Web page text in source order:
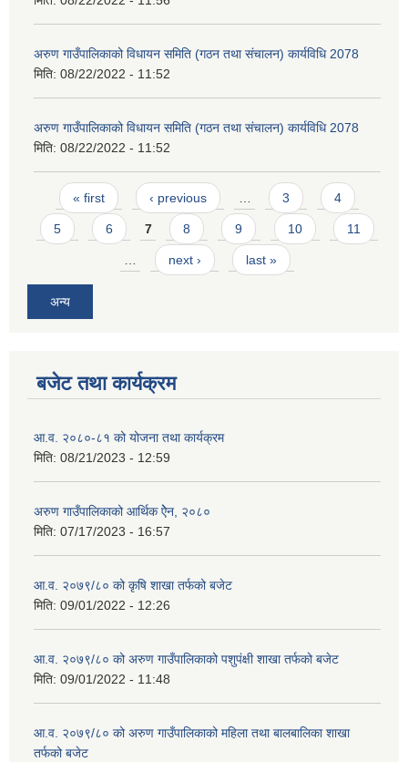
अरुण गाउँपालिकाको विधायन समिति (गठन तथा संचालन) कार्यविधि 2078
मिति: 08/22/2022 - 11:52
अरुण गाउँपालिकाको विधायन समिति (गठन तथा संचालन) कार्यविधि 2078
मिति: 08/22/2022 - 11:52
Pages
« first ‹ previous 3 4
5 6 7 8 9 10 11
next › last »
अन्य
बजेट तथा कार्यक्रम
आ.व. २०८०-८१ को योजना तथा कार्यक्रम
मिति: 08/21/2023 - 12:59
अरुण गाउँपालिकाको आर्थिक ऐेन, २०८०
मिति: 07/17/2023 - 16:57
आ.व. २०७९/८० को कृषि शाखा तर्फको बजेट
मिति: 09/01/2022 - 12:26
आ.व. २०७९/८० को अरुण गाउँपालिकाको पशुपंक्षी शाखा तर्फको बजेट
मिति: 09/01/2022 - 11:48
आ.व. २०७९/८० को अरुण गाउँपालिकाको महिला तथा बालबालिका शाखा
तर्फको बजेट